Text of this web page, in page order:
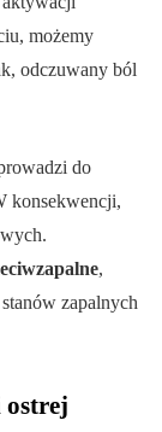
możemy
odczuwany ból
do
konsekwencji,
,
zapalnych
ostrej